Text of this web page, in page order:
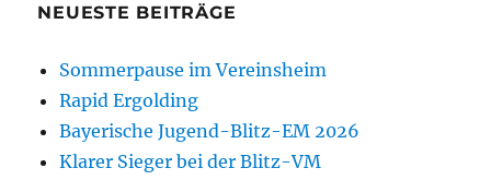
NEUESTE BEITRÄGE
Sommerpause im Vereinsheim
Rapid Ergolding
Bayerische Jugend-Blitz-EM 2026
Klarer Sieger bei der Blitz-VM